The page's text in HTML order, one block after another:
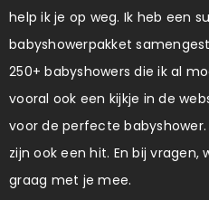
help ik je op weg. Ik heb een
babyshowerpakket
250+ babyshowers die ik al
vooral ook een kijkje in de
voor de perfecte
zijn ook een hit. En bij
graag met je mee.